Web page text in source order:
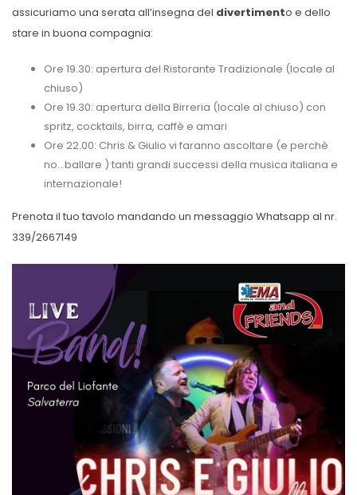
assicuriamo una serata all’insegna del divertimento e dello
stare in buona compagnia:
Ore 19.30: apertura del Ristorante Tradizionale (locale al
chiuso)
Ore 19.30: apertura della Birreria (locale al chiuso) con
spritz, cocktails, birra, caffè e amari
Ore 22.00: Chris & Giulio vi faranno ascoltare (e perchè
no…ballare ) tanti grandi successi della musica italiana e
internazionale!
Prenota il tuo tavolo mandando un messaggio Whatsapp al nr.
339/2667149